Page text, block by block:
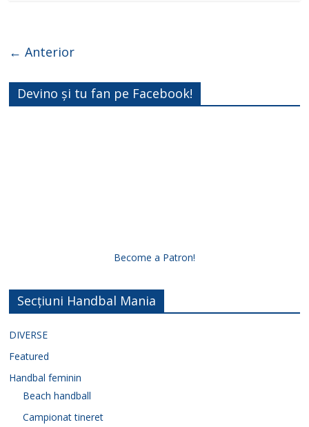
← Anterior
Devino și tu fan pe Facebook!
Become a Patron!
Secțiuni Handbal Mania
DIVERSE
Featured
Handbal feminin
Beach handball
Campionat tineret